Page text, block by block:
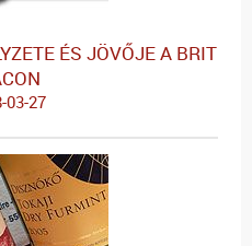
ÉS JÖVŐJE A BRIT
03-27